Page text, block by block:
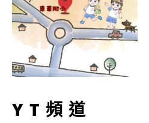
YT頻道